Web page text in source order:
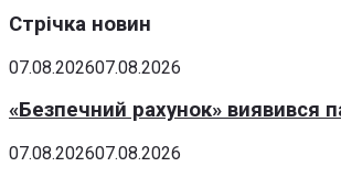
Стрічка новин
07.08.202607.08.2026
«Безпечний рахунок»
07.08.202607.08.2026